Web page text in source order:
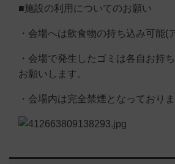
■施設の利用についてのお願い
・会場へは飲食物の持ち込み可能(
・会場で発生したゴミは各自お持
お願いします。
・会場内は完全禁煙となっておりま